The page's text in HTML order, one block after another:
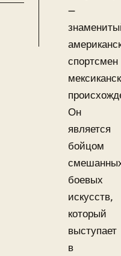
—
спортсмен
Он
является
бойцом
боевых
искусств,
который
выступает
в